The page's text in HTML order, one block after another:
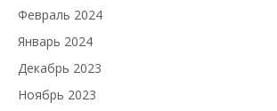
Февраль 2024
Январь 2024
Декабрь 2023
Ноябрь 2023